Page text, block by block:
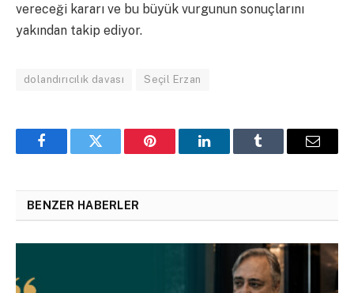
vereceği kararı ve bu büyük vurgunun sonuçlarını
yakından takip ediyor.
dolandırıcılık davası Seçil Erzan
FacebookTwitter Pinterest LinkedInTumblr Email
BENZER HABERLER